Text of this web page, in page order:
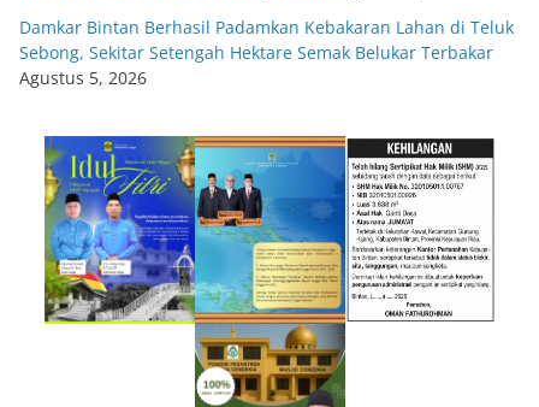
Damkar Bintan Berhasil Padamkan Kebakaran Lahan di Teluk
Sebong, Sekitar Setengah Hektare Semak Belukar Terbakar
Agustus 5, 2026